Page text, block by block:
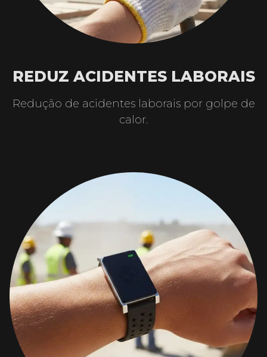
REDUZ ACIDENTES LABORAIS
Redução de acidentes laborais por golpe de
calor.